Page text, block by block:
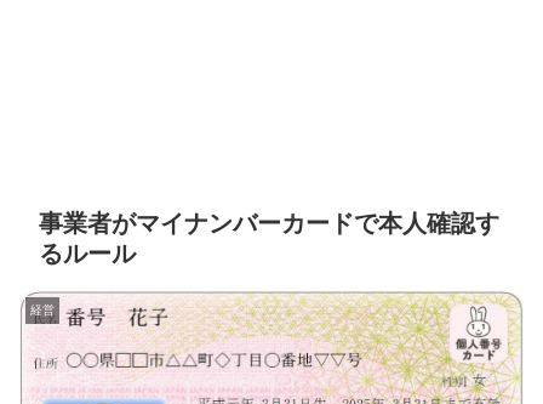
事業者がマイナンバーカードで本人確認す
るルール
経営